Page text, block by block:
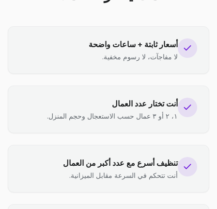
أسعار ثابتة + ساعات واضحة
لا مفاجآت، لا رسوم مخفية.
أنت تختار عدد العمال
١، ٢ أو ٣ عمال حسب الاستعجال وحجم المنزل.
تنظيف أسرع مع عدد أكبر من العمال
أنت تتحكم في السرعة مقابل الميزانية.